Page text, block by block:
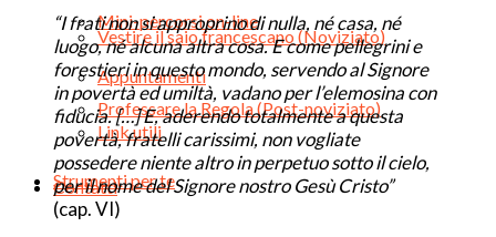
Mini-percorsi on-line
Appuntamenti
Link utili
Contatti
Vestire il saio francescano (Noviziato)
Professare la Regola (Post-noviziato)
Strumenti per te
“I frati non si approprino di nulla, né casa, né
luogo, né alcuna altra cosa. E come pellegrini e
forestieri in questo mondo, servendo al Signore
in povertà ed umiltà, vadano per l’elemosina con
fiducia. […] E, aderendo totalmente a questa
povertà, fratelli carissimi, non vogliate
possedere niente altro in perpetuo sotto il cielo,
per il nome del Signore nostro Gesù Cristo”
(cap. VI)